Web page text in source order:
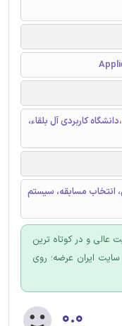
گروه فناوری اطلاعات، دانشگاه کالج آل Huson،دانشگاه کاربردی آل بلقاء،
انتخاب مسابقه، سیستم
عالی و در کوتاه ترین
ایران عرضه؛ روی
۰.۰